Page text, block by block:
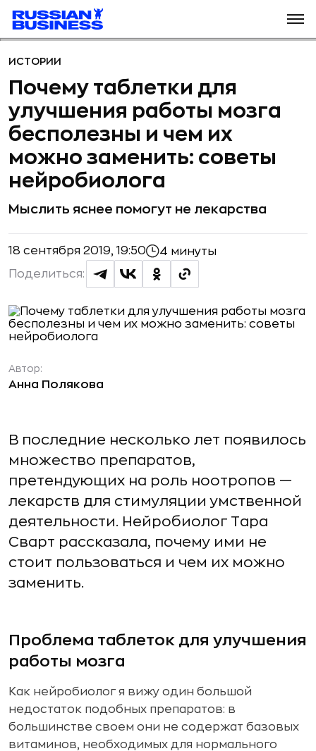
ИСТОРИИ
Почему таблетки для
улучшения работы мозга
бесполезны и чем их
можно заменить: советы
нейробиолога
Мыслить яснее помогут не лекарства
18 сентября 2019, 19:50 4 минуты
Поделиться:
Автор:
Анна Полякова
В последние несколько лет появилось
множество препаратов,
претендующих на роль ноотропов —
лекарств для стимуляции умственной
деятельности. Нейробиолог Тара
Сварт рассказала, почему ими не
стоит пользоваться и чем их можно
заменить.
Проблема таблеток для улучшения
работы мозга
Как нейробиолог я вижу один большой
недостаток подобных препаратов: в
большинстве своем они не содержат базовых
витаминов, необходимых для нормального